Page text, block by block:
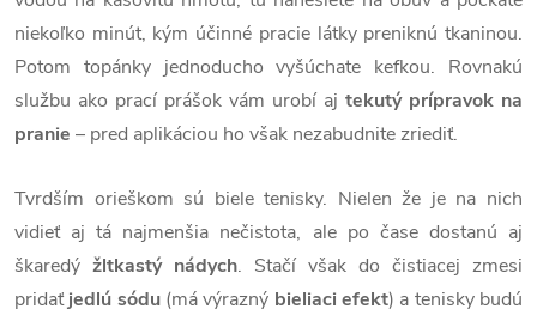
niekoľko minút, kým účinné pracie látky preniknú tkaninou.
Potom topánky jednoducho vyšúchate kefkou. Rovnakú
službu ako prací prášok vám urobí aj tekutý prípravok na
pranie – pred aplikáciou ho však nezabudnite zriediť.
Tvrdším orieškom sú biele tenisky. Nielen že je na nich
vidieť aj tá najmenšia nečistota, ale po čase dostanú aj
škaredý žltkastý nádych. Stačí však do čistiacej zmesi
pridaťjedlú sódu(má výrazný bieliaci efekt) a tenisky budú